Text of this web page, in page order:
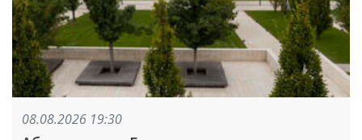
08.08.2026 19:30